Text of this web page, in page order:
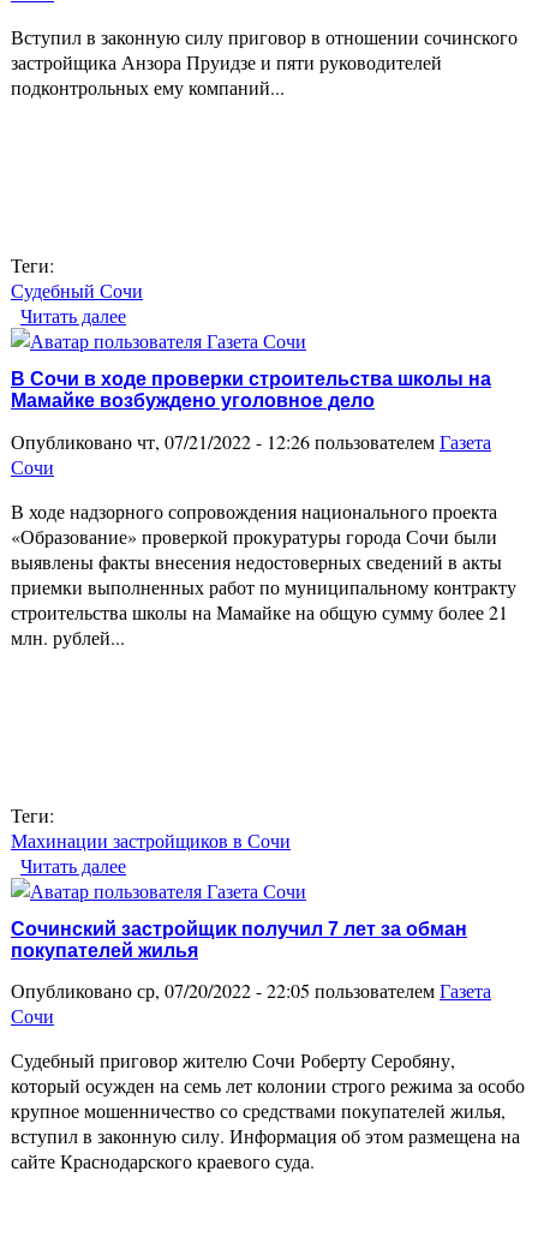
Вступил в законную силу приговор в отношении сочинского
застройщика Анзора Пруидзе и пяти руководителей
подконтрольных ему компаний...
Теги:
Судебный Сочи
Читать далее
утвердили приговор
В Сочи в ходе проверки строительства школы на
Мамайке возбуждено уголовное дело
Опубликовано чт, 07/21/2022 - 12:26 пользователемГазета
Сочи
В ходе надзорного сопровождения национального проекта
«Образование» проверкой прокуратуры города Сочи были
выявлены факты внесения недостоверных сведений в акты
приемки выполненных работ по муниципальному контракту
строительства школы на Мамайке на общую сумму более 21
млн. рублей...
Теги:
Махинации застройщиков в Сочи
Читать далее
на Мамайке возбуждено уголовное дело
Сочинский застройщик получил 7 лет за обман
покупателей жилья
Опубликовано ср, 07/20/2022 - 22:05 пользователемГазета
Сочи
Судебный приговор жителю Сочи Роберту Серобяну,
который осужден на семь лет колонии строго режима за особо
крупное мошенничество со средствами покупателей жилья,
вступил в законную силу. Информация об этом размещена на
сайте Краснодарского краевого суда.